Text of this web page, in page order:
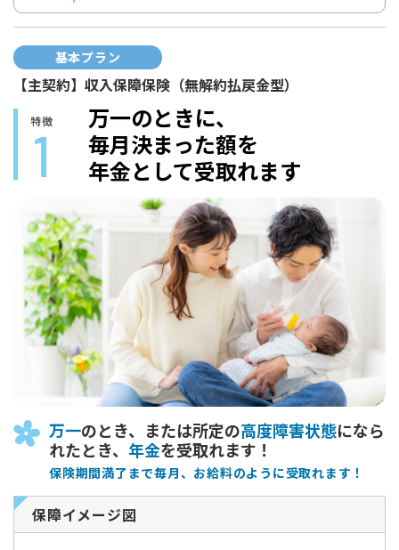
基本プラン
【主契約】収入保障保険（無解約払戻金型）
特徴
1
万一のときに、
毎月決まった額を
年金として受取れます
万一のとき、または所定の高度障害状態になら
れたとき、 年金を受取れます！
保険期間満了まで毎月、お給料のように受取れます！
保障イメージ図